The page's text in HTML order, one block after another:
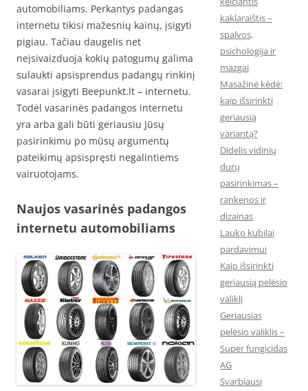
automobiliams. Perkantys padangas
internetu tikisi mažesnių kainų, įsigyti
pigiau. Tačiau daugelis net
neįsivaizduoja kokių patogumų galima
sulaukti apsisprendus padangų rinkinį
vasarai įsigyti Beepunkt.lt – internetu.
Todėl vasarinės padangos internetu
yra arba gali būti geriausiu Jūsų
pasirinkimu po mūsų argumentų
pateikimų apsispręsti negalintiems
vairuotojams.
Naujos vasarinės padangos
internetu automobiliams
kaklaraištis –
spalvos,
psichologija ir
mazgai
Masažinė kėdė:
kaip išsirinkti
geriausią
variantą?
Didelis vidinių
durų
pasirinkimas –
rankenos ir
dizainas
Lauko kubilai
pardavimui
Kaip išsirinkti
geriausią pelėsio
valiklį
Geriausias
pelėsio valiklis –
Super fungicidas
AG
Svarbiausi